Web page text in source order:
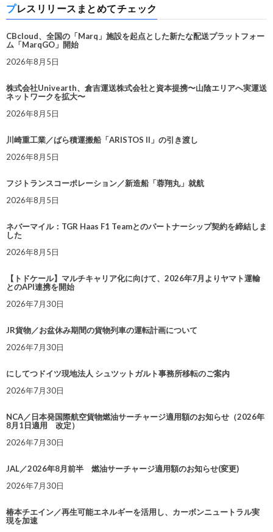
プレスリリースまとめてチェック
CBcloud、全国の「Marq」施設を起点とした新たな配送プラットフォー
ム「MarqGO」開始
2026年8月5日
株式会社Univearth、倉吉運送株式会社と資本提携〜山陰エリアへ実運送
ネットワークを拡大〜
2026年8月5日
川崎重工業／ばら積運搬船「ARISTOS II」の引き渡し
2026年8月5日
フジトランスコーポレーション／新造船「蓉翔丸」就航
2026年8月5日
ネバーマイル：TGR Haas F1 Teamとのパートナーシップ契約を締結しま
した
2026年8月5日
【トドケール】マルチキャリア化に向けて、2026年7月よりヤマト運輸
とのAPI連携を開始
2026年7月30日
JR貨物／お盆休み期間の貨物列車の運転計画について
2026年7月30日
にしてつドイツ現地法人 シュツットガルト事務所移転のご案内
2026年7月30日
NCA／日本発国際航空貨物燃油サーチャージ適用額のお知らせ（2026年
8月1日適用 改定）
2026年7月30日
JAL／2026年8月前半 燃油サーチャージ適用額のお知らせ(変更)
2026年7月30日
椿本チエイン／再生可能エネルギーを活用し、カーボンニュートラル実
現を加速